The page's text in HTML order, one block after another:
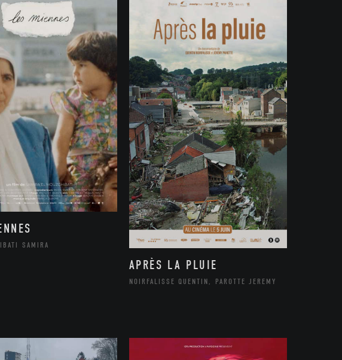
SAMIRA
APRÈS LA PLUIE
NOIRFALISSE QUENTIN, PAROTTE JEREMY